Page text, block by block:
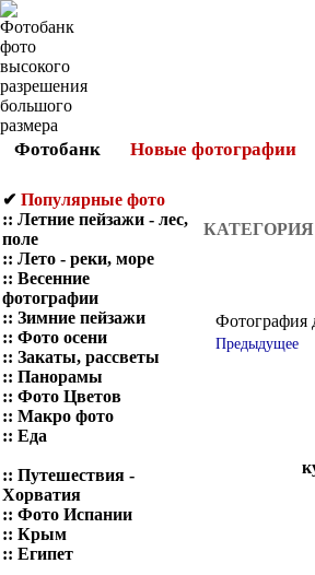
Фотобанк Новые фотографии
✔ Популярные фото
:: Летние пейзажи - лес,
поле
:: Лето - реки, море
:: Весенние
фотографии
:: Зимние пейзажи
:: Фото осени
:: Закаты, рассветы
:: Панорамы
:: Фото Цветов
:: Макро фото
:: Еда
:: Путешествия -
Хорватия
:: Фото Испании
:: Крым
:: Египет
Фотография
Предыдущее